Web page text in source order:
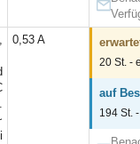
0,53 A
20 St. -
auf
194 St.